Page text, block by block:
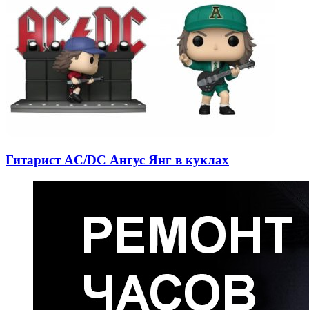
Гитарист AC/DC Ангус Янг в куклах